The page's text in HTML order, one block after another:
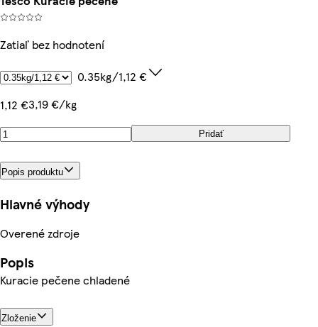
Zatiaľ bez hodnotení
0.35kg/1,12 €
1,12 €3,19 €/kg
Pridať
Popis produktu
Hlavné výhody
Overené zdroje
Popis
Kuracie pečene chladené
Zloženie